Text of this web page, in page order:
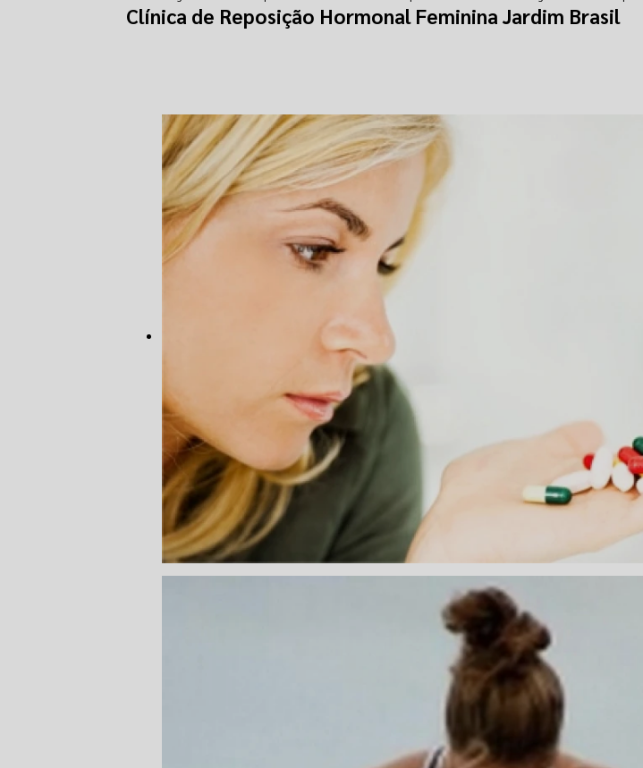
Clínica de Reposição Hormonal Feminina Jardim Brasil